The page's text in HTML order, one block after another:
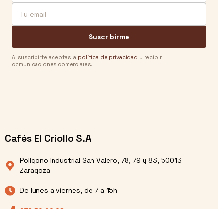
Suscribirme
Al suscribirte aceptas la política de privacidad y recibir
comunicaciones comerciales.
Cafés El Criollo S.A
Polígono Industrial San Valero, 78, 79 y 83, 50013
Zaragoza
De lunes a viernes, de 7 a 15h